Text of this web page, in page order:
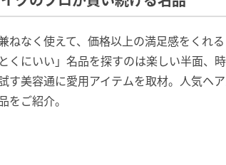
ねなく使えて、価格以上の満足感をくれ
とくにいい」名品を探すのは楽しい半面、
す美容通に愛用アイテムを取材。人気ヘ
をご紹介。